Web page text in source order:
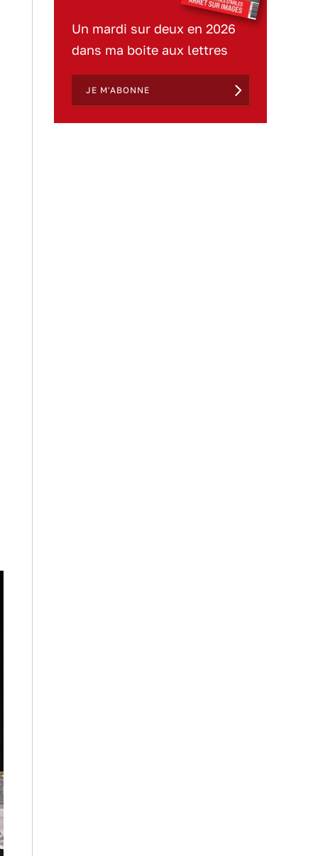
Un mardi sur deux en 2026
dans ma boite aux lettres
JE M'ABONNE